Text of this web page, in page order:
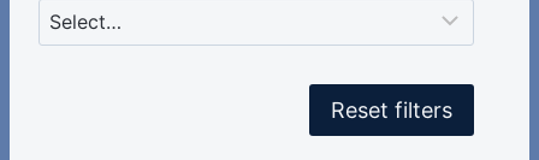
Reset filters